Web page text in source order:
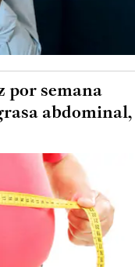
por semana
abdominal,